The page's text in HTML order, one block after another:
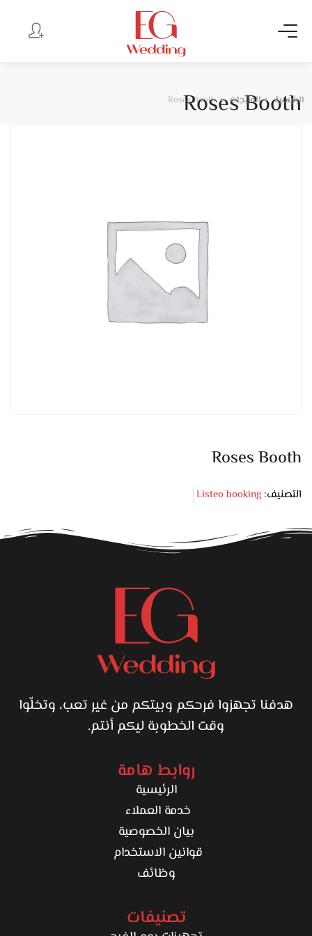
Roses Booth
الرئيسية المنتجات Roses Booth
Roses Booth
التصنيف: Listeo booking
هدفنا تجهزوا فرحكم وبيتكم من غير تعب، وتخلّوا
وقت الخطوبة ليكم أنتم.
روابط هامة
الرئيسية
خدمة العملاء
بيان الخصوصية
قوانين الاستخدام
وظائف
تصنيفات